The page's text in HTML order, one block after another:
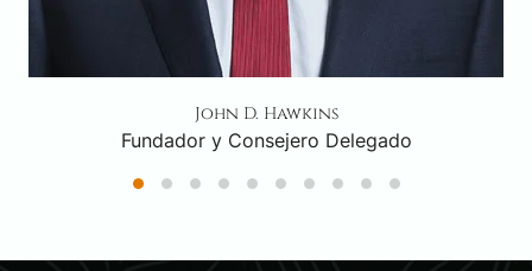
John D. Hawkins
Fundador y Consejero Delegado